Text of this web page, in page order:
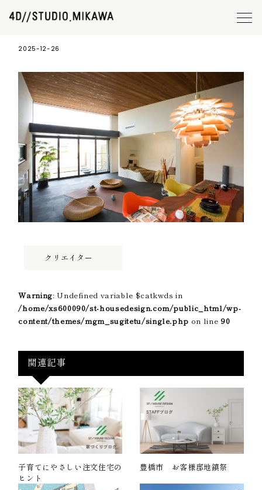
素材 作成 (23)
2025-12-26
クリエイター
Warning: Undefined variable $catkwds in
/home/xs600090/st-housedesign.com/public_html/wp-
content/themes/mgm_sugitetu/single.php on line 90
関連記事
子育てにやさしい注文住宅の
ヒント
豊橋市 お客様邸地鎮祭